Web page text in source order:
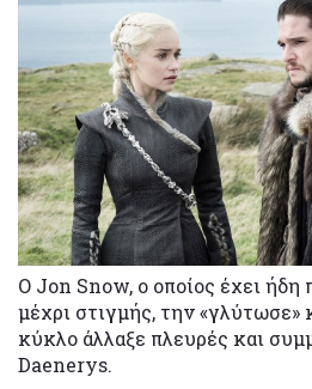
Ο Jon Snow, ο οποίος έχει ήδη
μέχρι στιγμής, την
κύκλο άλλαξε πλευρές και
Daenerys.